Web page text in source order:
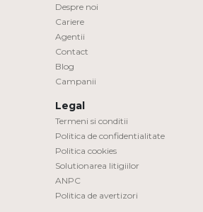
Despre noi
Cariere
Agentii
Contact
Blog
Campanii
Legal
Termeni si conditii
Politica de confidentialitate
Politica cookies
Solutionarea litigiilor
ANPC
Politica de avertizori